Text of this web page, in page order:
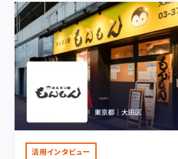
活用インタビュー